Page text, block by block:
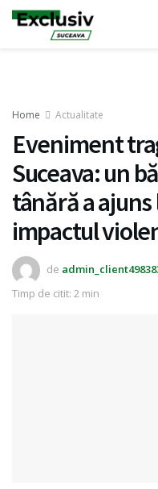
Home Actualitate
Eveniment
Suceava: un
tânără a
impactul
de
Timp de citit: 2 min